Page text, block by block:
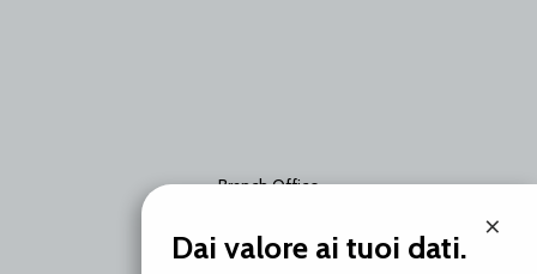
Branch Office
20097 San Donato Milanese
Milano - Italy
×
Dai valore ai tuoi dati.